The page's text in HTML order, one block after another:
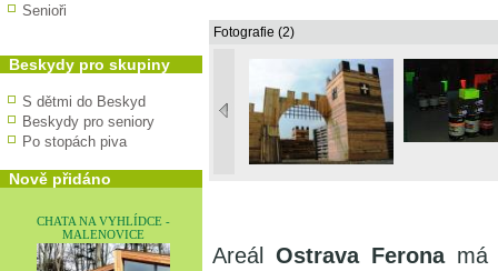
Senioři
Beskydy pro skupiny
S dětmi do Beskyd
Beskydy pro seniory
Po stopách piva
Nově přidáno
CHATA NA VYHLÍDCE -
MALENOVICE
Fotografie (2)
Areál Ostrava Feronamá